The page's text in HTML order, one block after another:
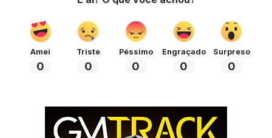
Amei
0
Triste
0
Péssimo
0
Engraçado
0
Surpreso
0